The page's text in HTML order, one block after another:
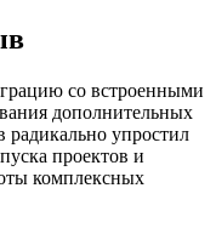
со встроенными
дополнительных
радикально упростил
проектов и
комплексных